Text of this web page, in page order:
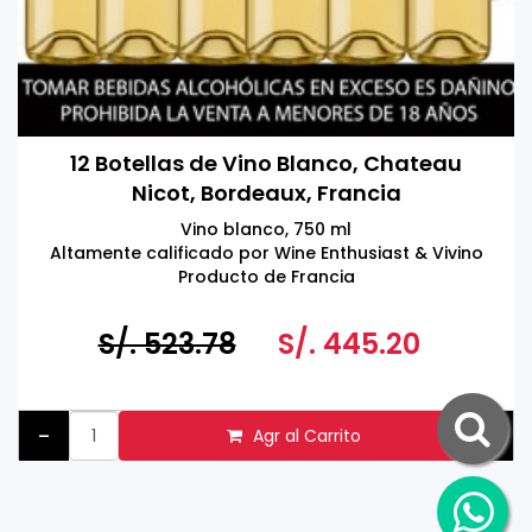
12 Botellas de Vino Blanco, Chateau
Nicot, Bordeaux, Francia
Vino blanco, 750 ml
Altamente calificado por Wine Enthusiast & Vivino
Producto de Francia
Prohibida la venta a menores de 18 años.
S/. 523.78 S/. 445.20
- Agr al Carrito +